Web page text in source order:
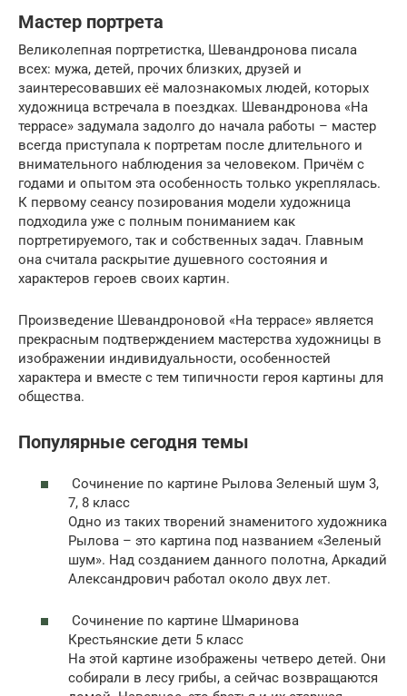
Мастер портрета
Великолепная портретистка, Шевандронова писала
всех: мужа, детей, прочих близких, друзей и
заинтересовавших её малознакомых людей, которых
художница встречала в поездках. Шевандронова «На
террасе» задумала задолго до начала работы – мастер
всегда приступала к портретам после длительного и
внимательного наблюдения за человеком. Причём с
годами и опытом эта особенность только укреплялась.
К первому сеансу позирования модели художница
подходила уже с полным пониманием как
портретируемого, так и собственных задач. Главным
она считала раскрытие душевного состояния и
характеров героев своих картин.
Произведение Шевандроновой «На террасе» является
прекрасным подтверждением мастерства художницы в
изображении индивидуальности, особенностей
характера и вместе с тем типичности героя картины для
общества.
Популярные сегодня темы
Сочинение по картине Рылова Зеленый шум 3,
7, 8 класс
Одно из таких творений знаменитого художника
Рылова – это картина под названием «Зеленый
шум». Над созданием данного полотна, Аркадий
Александрович работал около двух лет.
Сочинение по картине Шмаринова
Крестьянские дети 5 класс
На этой картине изображены четверо детей. Они
собирали в лесу грибы, а сейчас возвращаются